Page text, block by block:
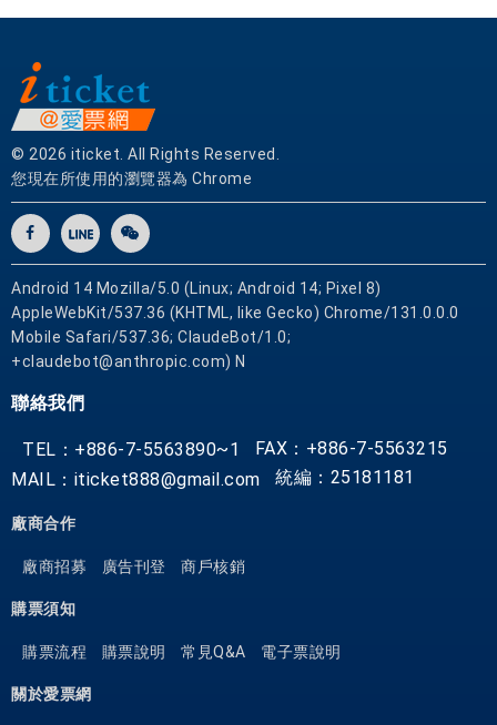
© 2026 iticket. All Rights Reserved.
您現在所使用的瀏覽器為 Chrome
Android 14 Mozilla/5.0 (Linux; Android 14; Pixel 8)
AppleWebKit/537.36 (KHTML, like Gecko) Chrome/131.0.0.0
Mobile Safari/537.36; ClaudeBot/1.0;
+claudebot@anthropic.com) N
聯絡我們
TEL：+886-7-5563890~1
FAX：+886-7-5563215
MAIL：iticket888@gmail.com
統編：25181181
廠商合作
廠商招募 廣告刊登 商戶核銷
購票須知
購票流程 購票說明 常見Q&A 電子票說明
關於愛票網